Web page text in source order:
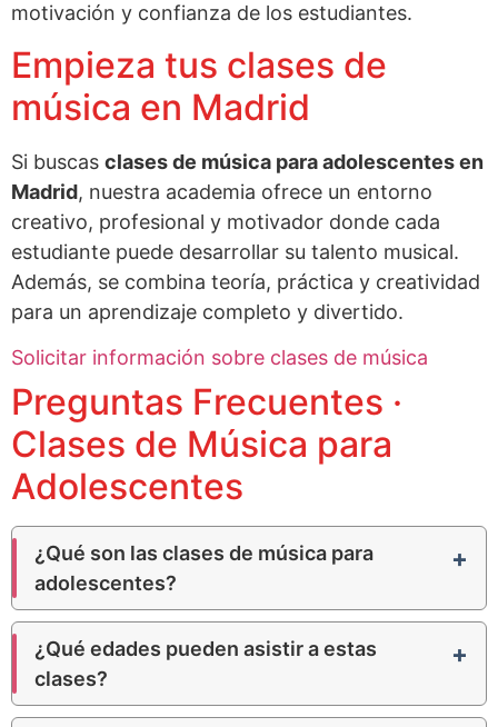
motivación y confianza de los estudiantes.
Empieza tus clases de
música en Madrid
Si buscas clases de música para adolescentes en
Madrid, nuestra academia ofrece un entorno
creativo, profesional y motivador donde cada
estudiante puede desarrollar su talento musical.
Además, se combina teoría, práctica y creatividad
para un aprendizaje completo y divertido.
Solicitar información sobre clases de música
Preguntas Frecuentes ·
Clases de Música para
Adolescentes
¿Qué son las clases de música para
adolescentes?
¿Qué edades pueden asistir a estas
clases?